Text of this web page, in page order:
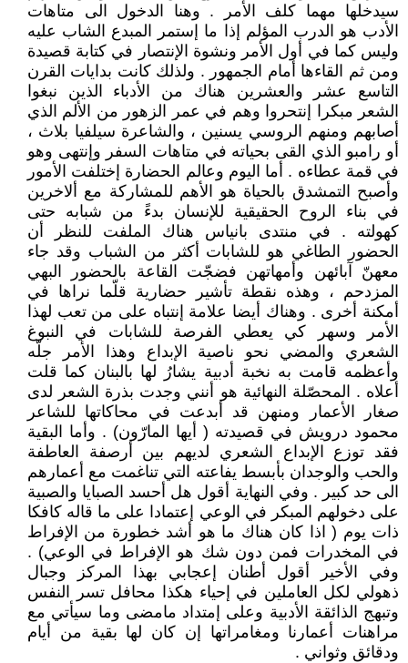
سيدخلها مهما كلف الأمر . وهنا الدخول الى متاهات
الأدب هو الدرب المؤلم إذا ما إستمر المبدع الشاب عليه
وليس كما في أول الأمر ونشوة الإنتصار في كتابة قصيدة
ومن ثم القاءها أمام الجمهور . ولذلك كانت بدايات القرن
التاسع عشر والعشرين هناك من الأدباء الذين نبغوا
الشعر مبكرا إنتحروا وهم في عمر الزهور من الألم الذي
أصابهم ومنهم الروسي يسنين ، والشاعرة سيلفيا بلاث ،
أو رامبو الذي القى بحياته في متاهات السفر وإنتهى وهو
في قمة عطاءه . أما اليوم وعالم الحضارة إختلفت الأمور
وأصبح التمشدق بالحياة هو الأهم للمشاركة مع ألاخرين
في بناء الروح الحقيقية للإنسان بدءً من شبابه حتى
كهولته . في منتدى بانياس هناك الملفت للنظر أن
الحضور الطاغي هو للشابات أكثر من الشباب وقد جاء
معهنّ آبائهن وأمهاتهن فضجّت القاعة بالحضور البهي
المزدحم ، وهذه نقطة تأشير حضارية قلّما نراها في
أمكنة أخرى . وهناك أيضا علامة إنتباه على من تعب لهذا
الأمر وسهر كي يعطي الفرصة للشابات في النبوغ
الشعري والمضي نحو ناصية الإبداع وهذا الأمر جلّه
وأعظمه قامت به نخبة أدبية يشارُ لها بالبنان كما قلت
أعلاه . المحصّلة النهائية هو أنني وجدت بذرة الشعر لدى
صغار الأعمار ومنهن قد أبدعت في محاكاتها للشاعر
محمود درويش في قصيدته ( أيها المارّون) . وأما البقية
فقد توزع الإبداع الشعري لديهم بين أرصفة العاطفة
والحب والوجدان بأبسط يفاعته التي تناغمت مع أعمارهم
الى حد كبير . وفي النهاية أقول هل أحسد الصبايا والصبية
على دخولهم المبكر في الوعي إعتمادا على ما قاله كافكا
ذات يوم ( اذا كان هناك ما هو أشد خطورة من الإفراط
في المخدرات فمن دون شك هو الإفراط في الوعي) .
وفي الأخير أقول أطنان إعجابي بهذا المركز وجبال
ذهولي لكل العاملين في إحياء هكذا محافل تسر النفس
وتبهج الذائقة الأدبية وعلى إمتداد مامضى وما سيأتي مع
مراهنات أعمارنا ومغامراتها إن كان لها بقية من أيام
ودقائق وثواني .